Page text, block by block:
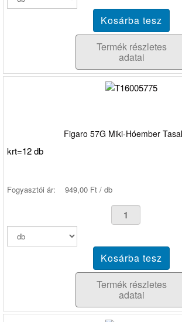
Termék részletes
adatai
Figaro 57G Miki-Hóember
krt=12 db
Fogyasztói ár: 949,00 Ft / db
Termék részletes
adatai